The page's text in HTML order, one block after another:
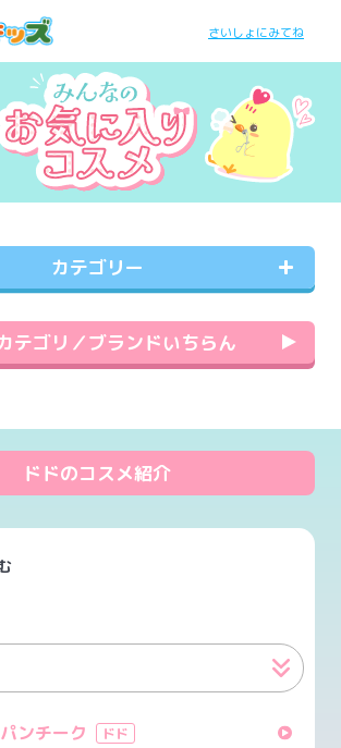
さいしょにみてね
カテゴリー
テゴリ／ブランドいちらん
ドドのコスメ紹介
パンチーク ドド